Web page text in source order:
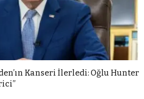
Kanseri İlerledi: Oğlu Hunter